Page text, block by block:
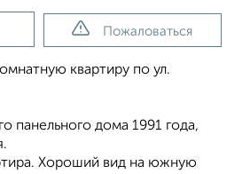
Пожаловаться
квартиру по ул.
панельного дома 1991 года,
Хороший вид на южную